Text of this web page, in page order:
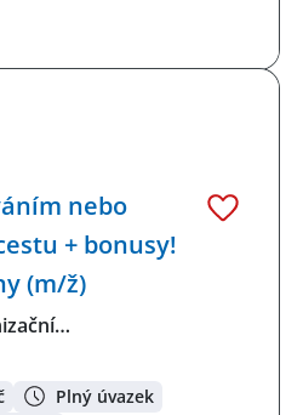
nebo
+ bonusy!
(m/ž)
Plný úvazek